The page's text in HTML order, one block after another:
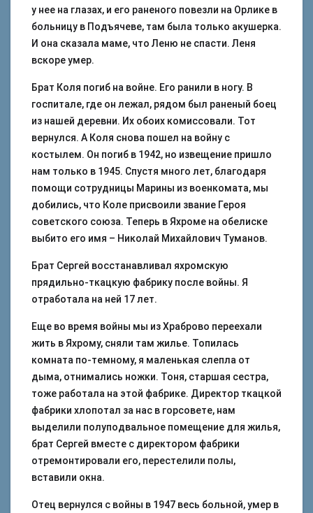
у нее на глазах, и его раненого повезли на Орлике в
больницу в Подъячеве, там была только акушерка.
И она сказала маме, что Леню не спасти. Леня
вскоре умер.
Брат Коля погиб на войне. Его ранили в ногу. В
госпитале, где он лежал, рядом был раненый боец
из нашей деревни. Их обоих комиссовали. Тот
вернулся. А Коля снова пошел на войну с
костылем. Он погиб в 1942, но извещение пришло
нам только в 1945. Спустя много лет, благодаря
помощи сотрудницы Марины из военкомата, мы
добились, что Коле присвоили звание Героя
советского союза. Теперь в Яхроме на обелиске
выбито его имя – Николай Михайлович Туманов.
Брат Сергей восстанавливал яхромскую
прядильно-ткацкую фабрику после войны. Я
отработала на ней 17 лет.
Еще во время войны мы из Храброво переехали
жить в Яхрому, сняли там жилье. Топилась
комната по-темному, я маленькая слепла от
дыма, отнимались ножки. Тоня, старшая сестра,
тоже работала на этой фабрике. Директор ткацкой
фабрики хлопотал за нас в горсовете, нам
выделили полуподвальное помещение для жилья,
брат Сергей вместе с директором фабрики
отремонтировали его, перестелили полы,
вставили окна.
Отец вернулся с войны в 1947 весь больной, умер в